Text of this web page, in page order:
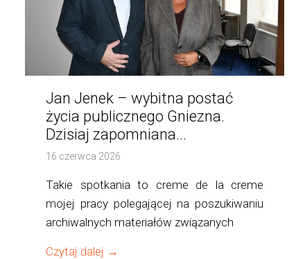
Jan Jenek – wybitna postać
życia publicznego Gniezna.
Dzisiaj zapomniana...
16 czerwca 2026
Takie spotkania to creme de la creme
mojej pracy polegającej na poszukiwaniu
archiwalnych materiałów związanych
Czytaj dalej →